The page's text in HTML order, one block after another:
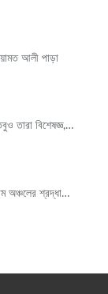
আলী পাড়া
তারা বিশেষজ্ঞ,…
অঞ্চলের শ্রদ্ধা…